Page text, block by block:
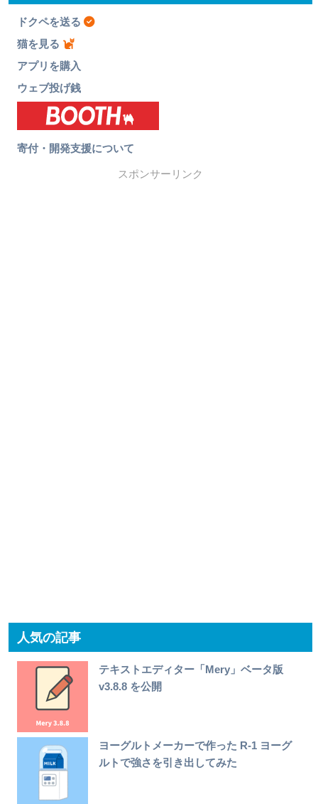
ドクペを送る
猫を見る
アプリを購入
ウェブ投げ銭
寄付・開発支援について
スポンサーリンク
人気の記事
テキストエディター「Mery」ベータ版
v3.8.8 を公開
ヨーグルトメーカーで作った R-1 ヨーグ
ルトで強さを引き出してみた